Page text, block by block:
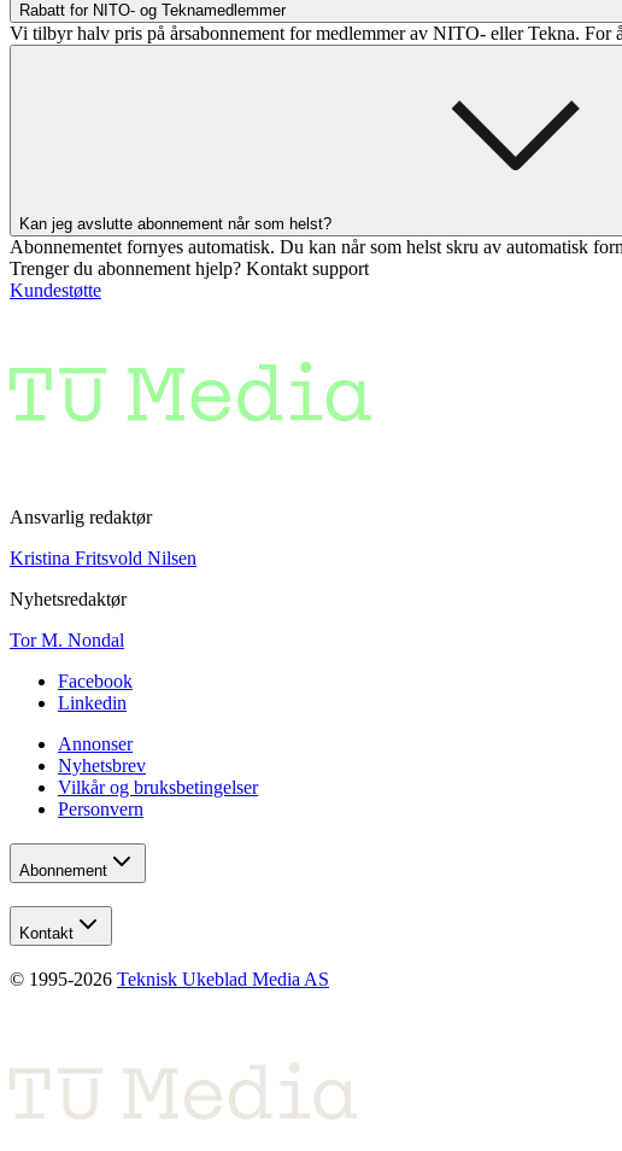
Rabatt for NITO- og Teknamedlemmer
Vi tilbyr halv pris på årsabonnement for medlemmer av NITO- eller Tekna.
Kan jeg avslutte abonnement når som helst?
Abonnementet fornyes automatisk. Du kan når som helst skru av automatisk
Trenger du abonnement hjelp? Kontakt support
Kundestøtte
Ansvarlig redaktør
Kristina Fritsvold Nilsen
Nyhetsredaktør
Tor M. Nondal
Facebook
Linkedin
Annonser
Nyhetsbrev
Vilkår og bruksbetingelser
Personvern
Abonnement
Kontakt
© 1995-2026 Teknisk Ukeblad Media AS